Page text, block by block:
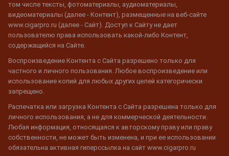
том числе тексты, фотоматериалы, аудиоматериалы,
видеоматериалы (далее - Контент), размещенные на веб-сайте
www.cigarpro.ru (далее - Сайт). Доступ к Сайту не дает
пользователю права использовать какой-либо Контент,
содержащийся на Сайте.
Воспроизведение Контента с Сайта разрешено только для
частного и личного пользования. Любое воспроизведение или
использование копий для любых других целей категорически
запрещено.
Распечатка или загрузка Контента с Сайта разрешена только для
личного использования, а не для коммерческой деятельности.
Любая информация, относящаяся к авторскому праву или праву
собственности, не может быть изменена, и при ее использовании
обязательна активная гиперссылка на сайт www.cigarpro.ru